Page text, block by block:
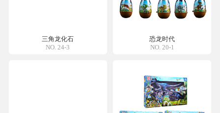
三角龙化石
NO. 24-3
恐龙时代
NO. 20-1